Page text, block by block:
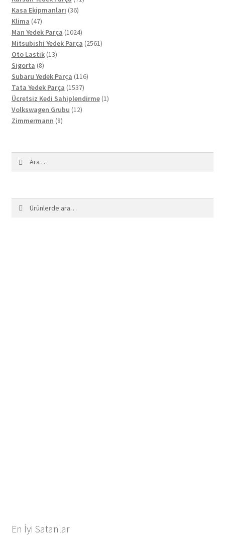
Kasa Ekipmanları 3636
Klima 4747
ürün
Man Yedek Parça 10241024
ürün
Mitsubishi Yedek Parça 25612561
Oto Lastik 1313
Sigorta 88
ürün
Subaru Yedek Parça 116116
Tata Yedek Parça 15371537
ürün
Ücretsiz Kedi Sahiplendirme 11
Volkswagen Grubu 1212
Zimmermann 88
En İyi Satanlar